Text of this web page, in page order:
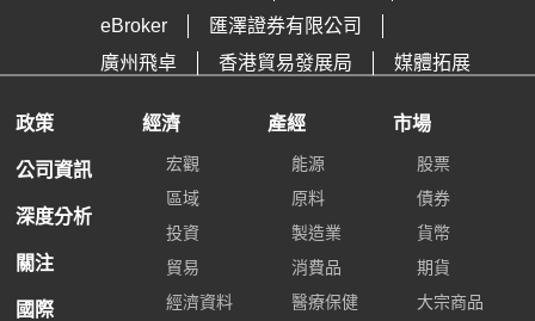
eBroker
匯澤證券有限公司
廣州飛卓
香港貿易發展局 媒體拓展
政策
公司資訊
深度分析
關注
國際
經濟
宏觀
區域
投資
貿易
經濟資料
產經
能源
原料
製造業
消費品
醫療保健
市場
股票
債券
貨幣
期貨
大宗商品